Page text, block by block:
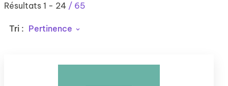
Résultats 1 - 24 / 65
Tri : Pertinence